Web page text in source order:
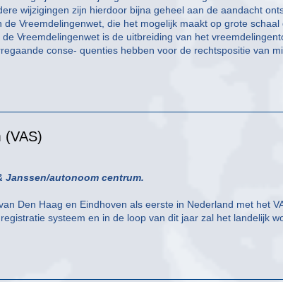
wijzigingen zijn hierdoor bijna geheel aan de aandacht
Vreemdelingenwet, die het mogelijk maakt op grote schaal
Vreemdelingenwet is de uitbreiding van het
conse- quenties hebben voor de rechtspositie van
(VAS)
Janssen/autonoom centrum.
Den Haag en Eindhoven als eerste in Nederland met het
systeem en in de loop van dit jaar zal het landelijk